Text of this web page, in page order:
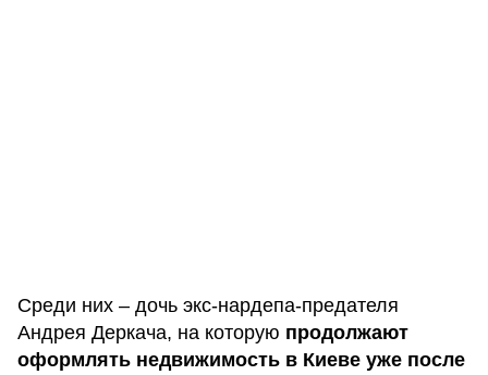
Среди них – дочь экс-нардепа-предателя
Андрея Деркача, на которую продолжают
оформлять недвижимость в Киеве уже после